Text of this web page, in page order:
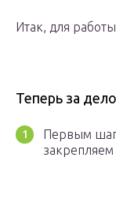
Итак, для
Теперь за
Первым